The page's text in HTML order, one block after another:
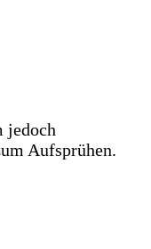
jedoch
Aufsprühen.